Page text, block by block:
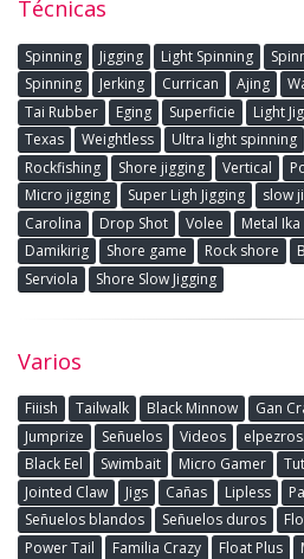
Técnicas
Spinning Jigging Light Spinning
Spinning
Jerking Currican Ajing
Tai Rubber
Eging Superficie Light
Texas
Weightless Ultra light spinning
Rockfishing
Shore jigging Vertical
Micro jigging
Super Ligh Jigging slow
Carolina
Drop Shot Volee Metal Ika
Damikirig
Shore game Rock shore
Serviola
Shore Slow Jigging
Varios
Fiiish Tailwalk Black Minnow Gan
Jumprize
Señuelos Videos
Black Eel
Swimbait Micro Gamer
Jointed Claw
Jigs Cañas Lipless
Señuelos blandos
Señuelos duros
Power Tail
Familia Crazy Float Plus